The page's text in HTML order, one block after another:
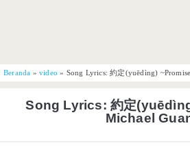
Beranda »video » Song Lyrics: 約定(yuēdìng)
Song Lyrics: 約定
Michael